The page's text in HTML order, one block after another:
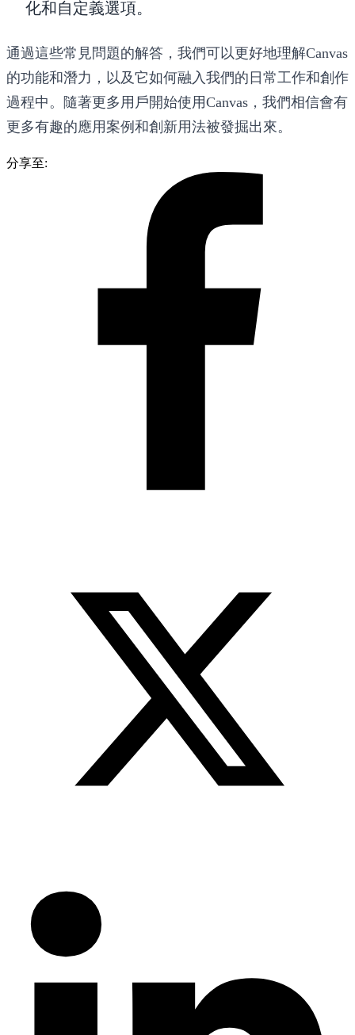
化和自定義選項。
通過這些常見問題的解答，我們可以更好地理解Canvas
的功能和潛力，以及它如何融入我們的日常工作和創作
過程中。隨著更多用戶開始使用Canvas，我們相信會有
更多有趣的應用案例和創新用法被發掘出來。
分享至: